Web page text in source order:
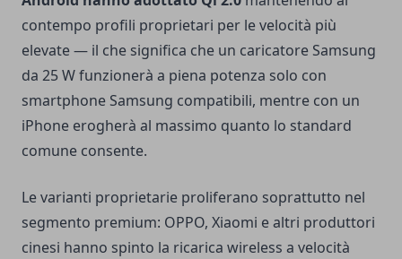
contempo profili proprietari per le velocità più
elevate — il che significa che un caricatore Samsung
da 25 W funzionerà a piena potenza solo con
smartphone Samsung compatibili, mentre con un
iPhone erogherà al massimo quanto lo standard
comune consente.
Le varianti proprietarie proliferano soprattutto nel
segmento premium: OPPO, Xiaomi e altri produttori
cinesi hanno spinto la ricarica wireless a velocità